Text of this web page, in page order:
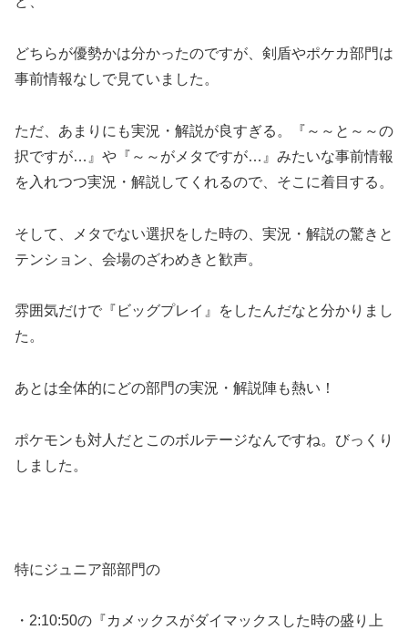
どちらが優勢かは分かったのですが、剣盾やポケカ部門は
事前情報なしで見ていました。
ただ、あまりにも実況・解説が良すぎる。『～～と～～の
択ですが…』や『～～がメタですが…』みたいな事前情報
を入れつつ実況・解説してくれるので、そこに着目する。
そして、メタでない選択をした時の、実況・解説の驚きと
テンション、会場のざわめきと歓声。
雰囲気だけで『ビッグプレイ』をしたんだなと分かりまし
た。
あとは全体的にどの部門の実況・解説陣も熱い！
ポケモンも対人だとこのボルテージなんですね。びっくり
しました。
特にジュニア部部門の
・2:10:50の『カメックスがダイマックスした時の盛り上